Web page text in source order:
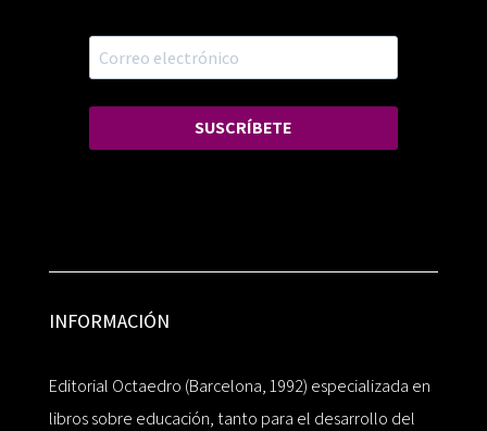
SUSCRÍBETE
INFORMACIÓN
Editorial Octaedro (Barcelona, 1992) especializada en
libros sobre educación, tanto para el desarrollo del